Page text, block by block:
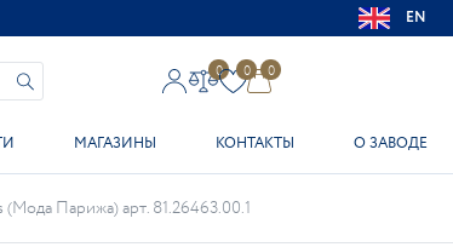
EN
0 0 0
МАГАЗИНЫ КОНТАКТЫ О ЗАВОДЕ
Парижа) арт. 81.26463.00.1